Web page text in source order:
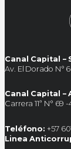
Canal Capital –
Av. El Dorado N°
Canal Capital
Carrera 11ª N° 69
Teléfono: +57
Linea